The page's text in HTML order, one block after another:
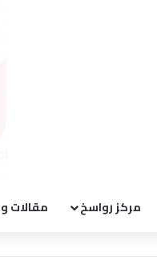
مركز رواسخ مقالات